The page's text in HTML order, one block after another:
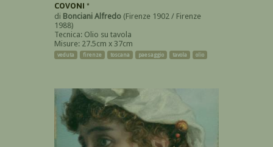
COVONI *
di Bonciani Alfredo (Firenze 1902 / Firenze
1988)
Tecnica: Olio su tavola
Misure: 27.5cm x 37cm
veduta firenze toscana paesaggio tavola olio